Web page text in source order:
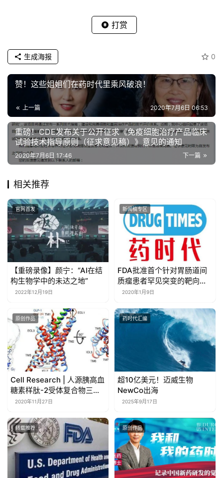
打赏
0
生成海报
赞！这些姐姐们在药时代里乘风破浪！
上一篇 2020年7月6日 06:53
重磅！CDE发布关于公开征求《免疫细胞治疗产品临床
试验技术指导原则（征求意见稿）》意见的通知
下一篇
2020年7月6日 17:46
相关推荐
官网首发
【重磅录像】颜宁：“AI在结
构生物学中的未达之地”
2022年12月19日
新闻稿专区
FDA批准首个针对胃肠道间
质瘤患者罕见突变的靶向疗
法2020年1月9日
原创作品
Cell Research | 人源胰高血
糖素样肽-2受体复合物三维
结构成功解析
2020年11月27日
药时代汇编
超10亿美元！迈威生物
NewCo出海
2025年9月17日
转载推荐 原创作品